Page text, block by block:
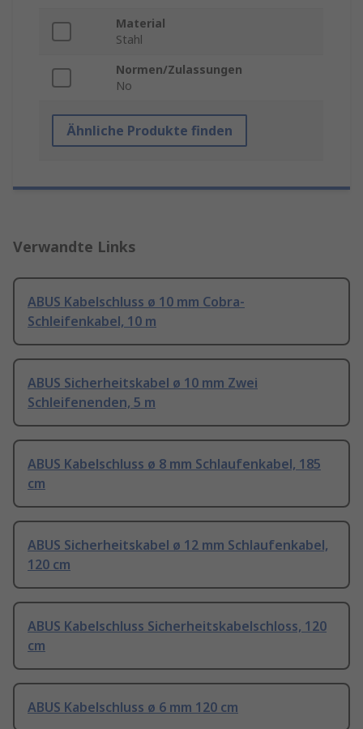
Material
Stahl
Normen/Zulassungen
No
Ähnliche Produkte finden
Verwandte Links
ABUS Kabelschluss ø 10 mm Cobra-
Schleifenkabel, 10 m
ABUS Sicherheitskabel ø 10 mm Zwei
Schleifenenden, 5 m
ABUS Kabelschluss ø 8 mm Schlaufenkabel, 185
cm
ABUS Sicherheitskabel ø 12 mm Schlaufenkabel,
120 cm
ABUS Kabelschluss Sicherheitskabelschloss, 120
cm
ABUS Kabelschluss ø 6 mm 120 cm